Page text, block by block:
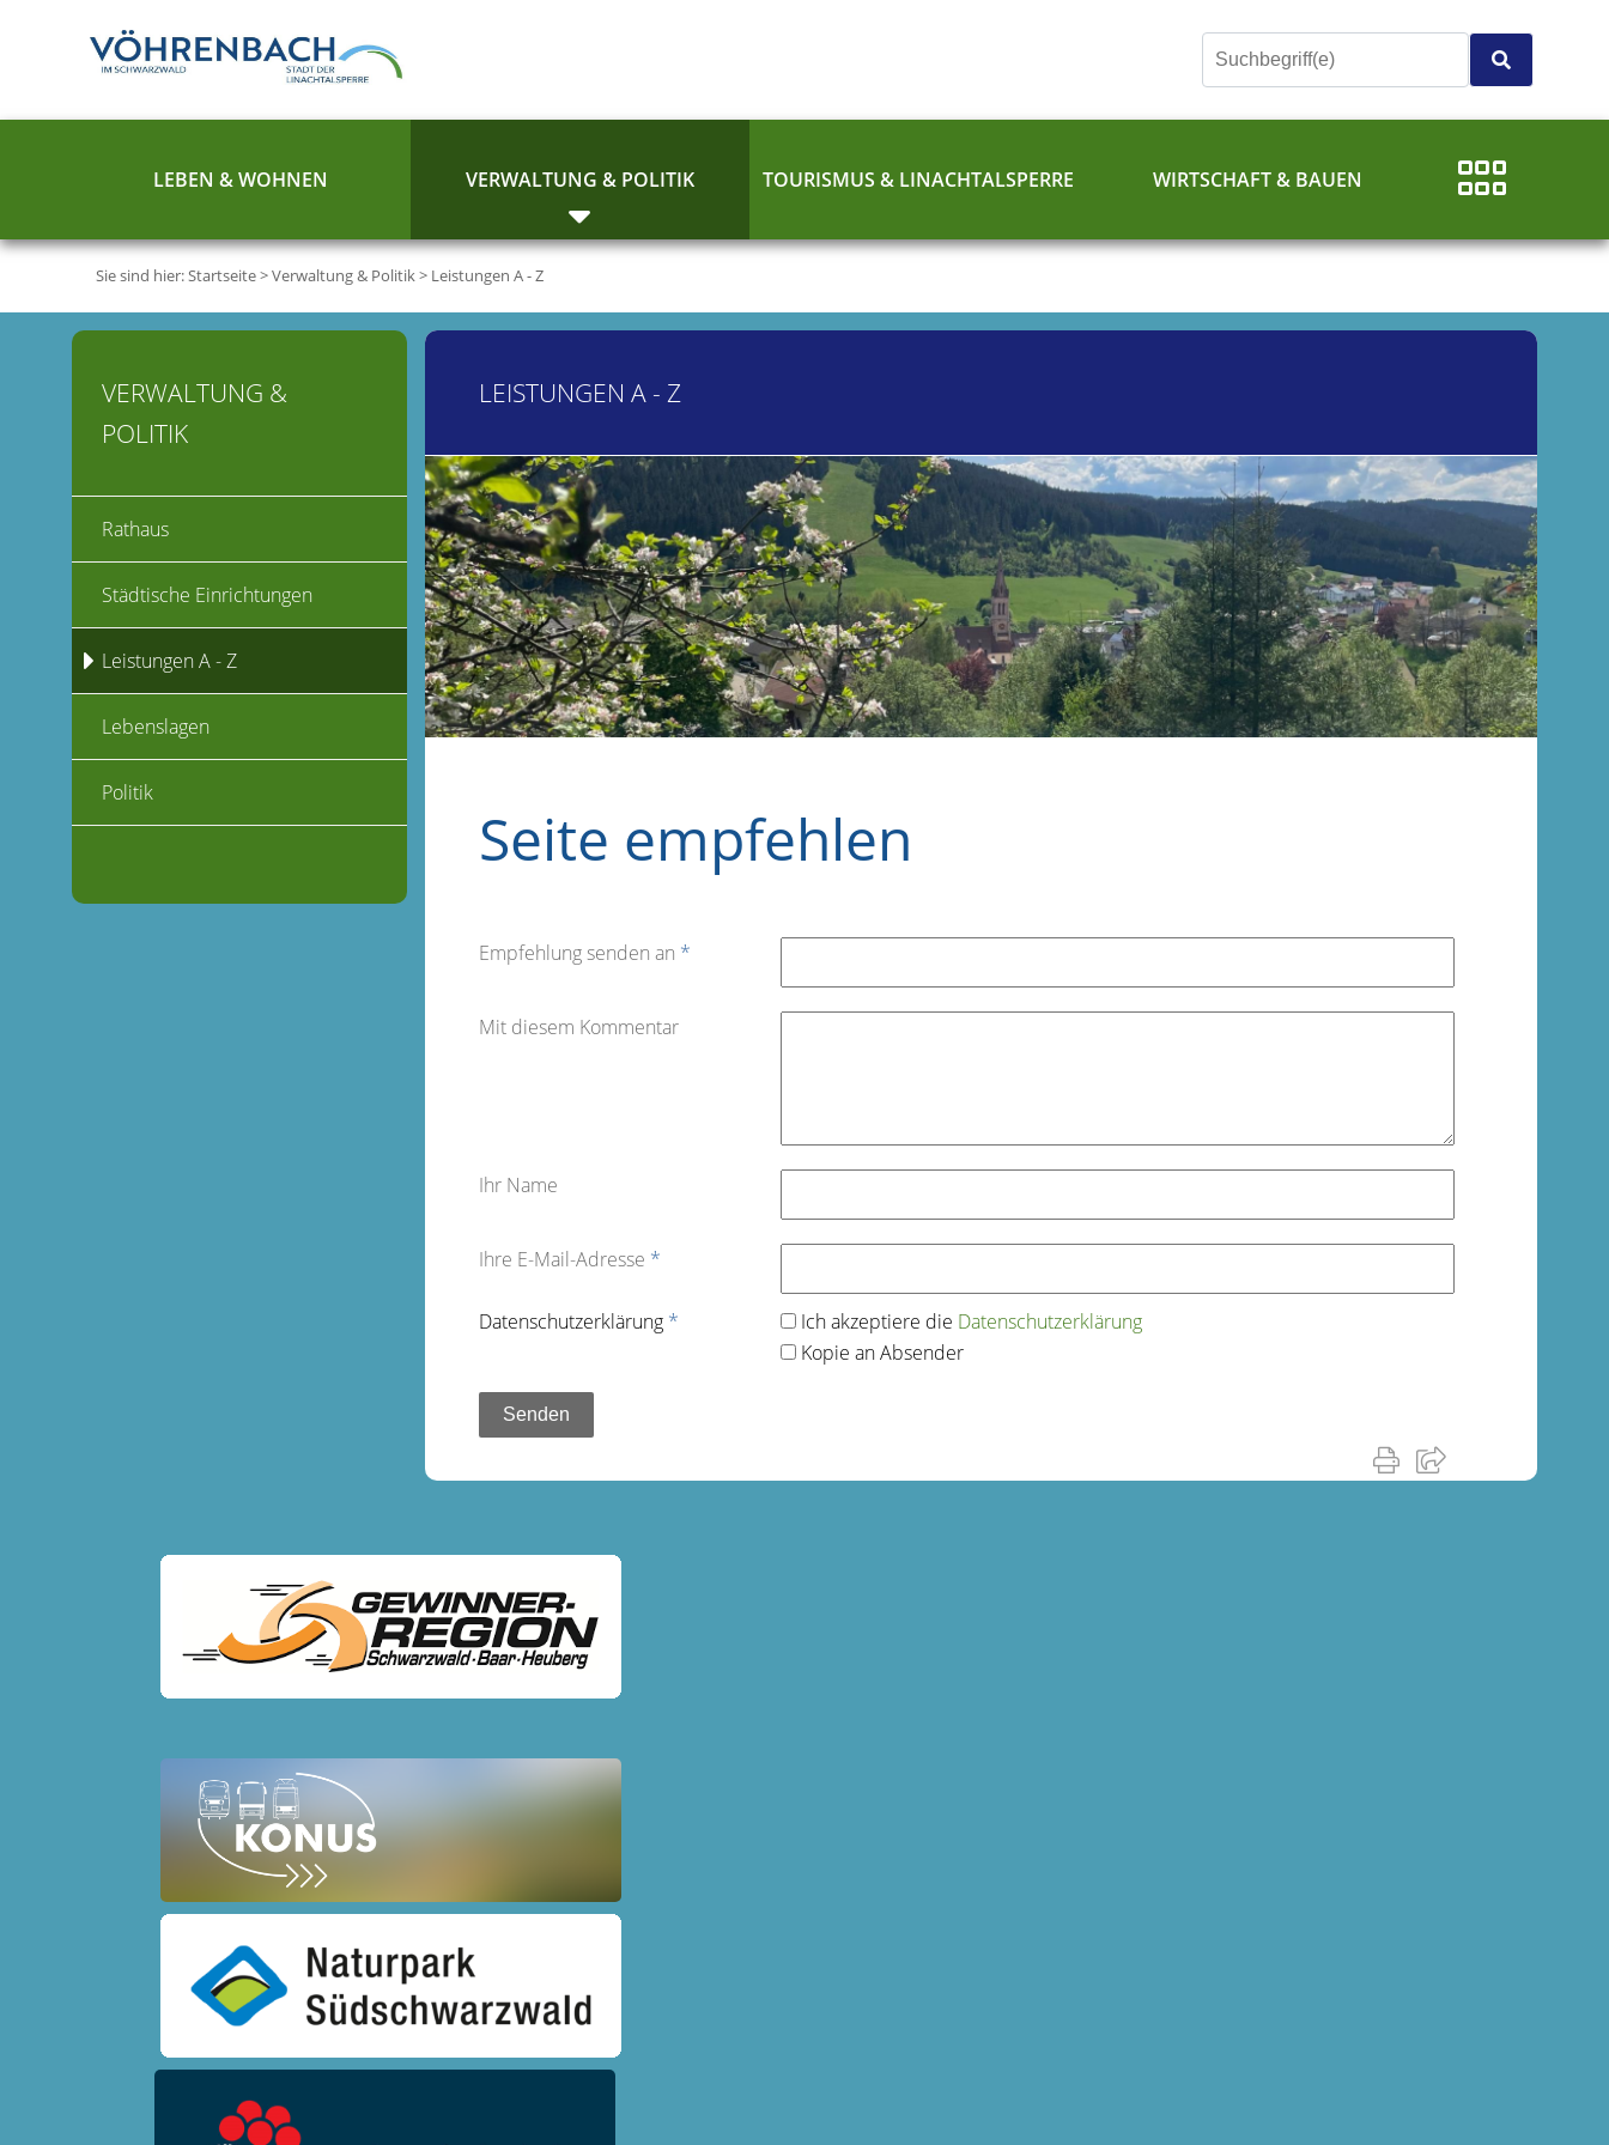
LEBEN & WOHNEN VERWALTUNG & POLITIK TOURISMUS & LINACHTALSPERRE WIRTSCHAFT & BAUEN
Sie sind hier:Startseite>Verwaltung & Politik> Leistungen A - Z
LEISTUNGEN A - Z
Seite empfehlen
Empfehlung senden an *
Mit diesem Kommentar
Ihr Name
Ihre E-Mail-Adresse *
Datenschutz­erklärung * Ich akzeptiere die Datenschutz­erklärung
Kopie an Absender
VERWALTUNG &
POLITIK
Rathaus
Städtische Einrichtungen
Leistungen A - Z
Lebenslagen
Politik